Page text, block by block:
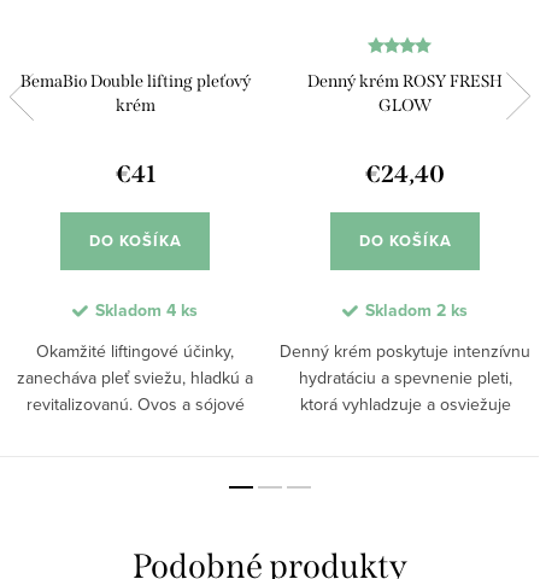
BemaBio Double lifting pleťový
krém
€41
DO KOŠÍKA
Skladom 4 ks
Okamžité liftingové účinky,
zanecháva pleť sviežu, hladkú a
revitalizovanú. Ovos a sójové
pružnosť pokožky. Probiotiká,
Denný krém ​ROSY FRESH
GLOW​
€24,40
DO KOŠÍKA
Skladom 2 ks
Denný krém poskytuje intenzívnu
hydratáciu a spevnenie pleti,
ktorá vyhladzuje a osviežuje
prirodzenú ochrannú bariéru,